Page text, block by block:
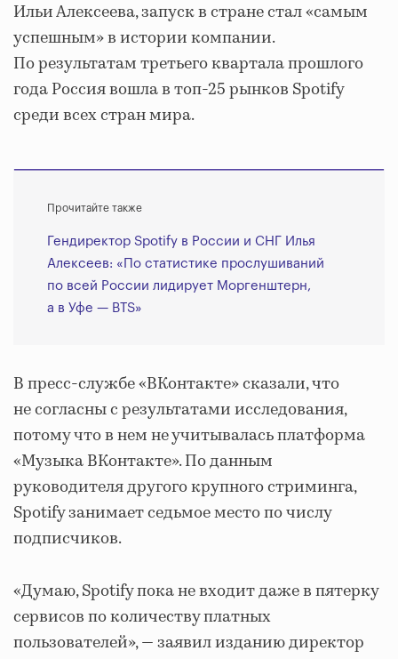
Ильи Алексеева, запуск в стране стал «самым
успешным» в истории компании.
По результатам третьего квартала прошлого
года Россия вошла в топ-25 рынков Spotify
среди всех стран мира.
Прочитайте также
Гендиректор Spotify в России и СНГ Илья
Алексеев: «По статистике прослушиваний
по всей России лидирует Моргенштерн,
а в Уфе — BTS»
В пресс-службе «ВКонтакте» сказали, что
не согласны с результатами исследования,
потому что в нем не учитывалась платформа
«Музыка ВКонтакте». По данным
руководителя другого крупного стриминга,
Spotify занимает седьмое место по числу
подписчиков.
«Думаю, Spotify пока не входит даже в пятерку
сервисов по количеству платных
пользователей», — заявил изданию директор